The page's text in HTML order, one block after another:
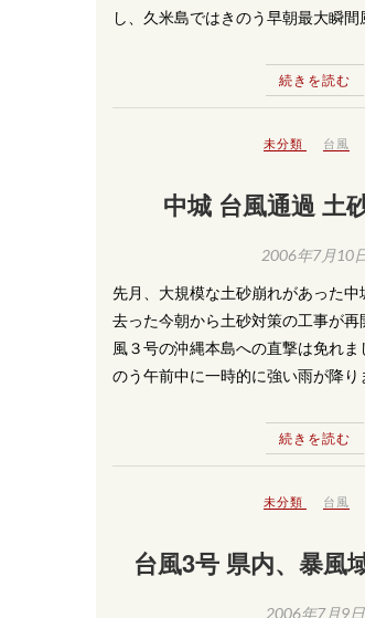
し、久米島ではきのう早朝最大瞬
続きを読む
未分類 台風
中城 台風通過 土
2006年7月10
先月、大規模な土砂崩れがあった
去った今朝から土砂対策の工事が
風３号の沖縄本島への直撃は免れま
のう午前中に一時的に強い雨が降
続きを読む
未分類 台風
台風3号 県内、暴風
2006年7月9日